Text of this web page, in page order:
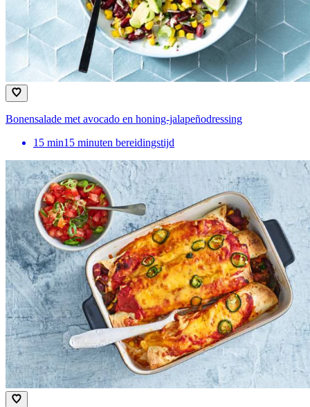
Bonensalade met avocado en honing-jalapeñodressing
15 min15 minuten bereidingstijd